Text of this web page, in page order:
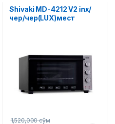
Shivaki MD-4212 V2 inx/
чер/чер(LUX)мест
1,520,000сўм